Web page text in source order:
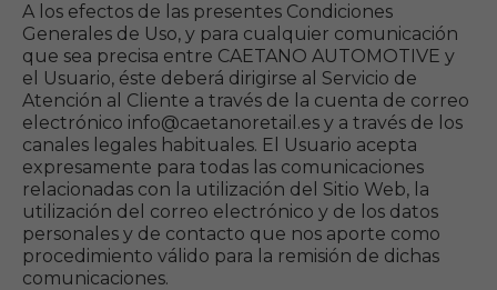
A los efectos de las presentes Condiciones
Generales de Uso, y para cualquier comunicación
que sea precisa entre CAETANO AUTOMOTIVE y
el Usuario, éste deberá dirigirse al Servicio de
Atención al Cliente a través de la cuenta de correo
electrónico info@caetanoretail.es y a través de los
canales legales habituales. El Usuario acepta
expresamente para todas las comunicaciones
relacionadas con la utilización del Sitio Web, la
utilización del correo electrónico y de los datos
personales y de contacto que nos aporte como
procedimiento válido para la remisión de dichas
comunicaciones.